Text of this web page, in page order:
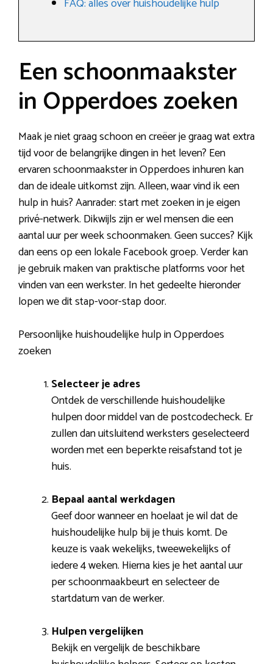
Een schoonmaakster
in Opperdoes zoeken
Maak je niet graag schoon en creëer je graag wat extra
tijd voor de belangrijke dingen in het leven? Een
ervaren schoonmaakster in Opperdoes inhuren kan
dan de ideale uitkomst zijn. Alleen, waar vind ik een
hulp in huis? Aanrader: start met zoeken in je eigen
privé-netwerk. Dikwijls zijn er wel mensen die een
aantal uur per week schoonmaken. Geen succes? Kijk
dan eens op een lokale Facebook groep. Verder kan
je gebruik maken van praktische platforms voor het
vinden van een werkster. In het gedeelte hieronder
lopen we dit stap-voor-stap door.
Persoonlijke huishoudelijke hulp in Opperdoes
zoeken
Selecteer je adres
Ontdek de verschillende huishoudelijke
hulpen door middel van de postcodecheck. Er
zullen dan uitsluitend werksters geselecteerd
worden met een beperkte reisafstand tot je
huis.
Bepaal aantal werkdagen
Geef door wanneer en hoelaat je wil dat de
huishoudelijke hulp bij je thuis komt. De
keuze is vaak wekelijks, tweewekelijks of
iedere 4 weken. Hierna kies je het aantal uur
per schoonmaakbeurt en selecteer de
startdatum van de werker.
Hulpen vergelijken
Bekijk en vergelijk de beschikbare